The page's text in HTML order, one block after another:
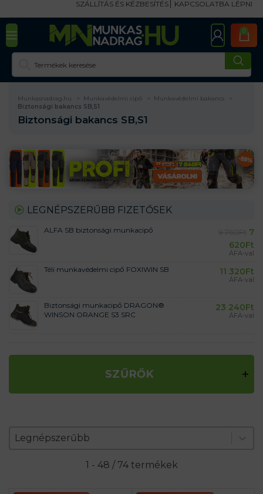
SZÁLLÍTÁS ÉS KÉZBESÍTÉS KAPCSOLATBA LÉPNI
0
Munkasnadrag.hu Munkavédelmi cipő
Munkavédelmi bakancs
Biztonsági bakancs SB,S1
Biztonsági bakancs SB,S1
LEGNÉPSZERŰBB FIZETŐSEK
ALFA SB biztonsági munkacipő
7
620Ft
ÁFA-val
Téli munkavédelmi cipő FOXIWIN SB 11 320Ft
ÁFA-val
Biztonsági munkacipő DRAGON®
WINSON ORANGE S3 SRC
23 240Ft
ÁFA-val
SZŰRŐK
Zoradenie produktov
Sort content
Legnépszerűbb
Sort content
1 - 48 / 74 termékek